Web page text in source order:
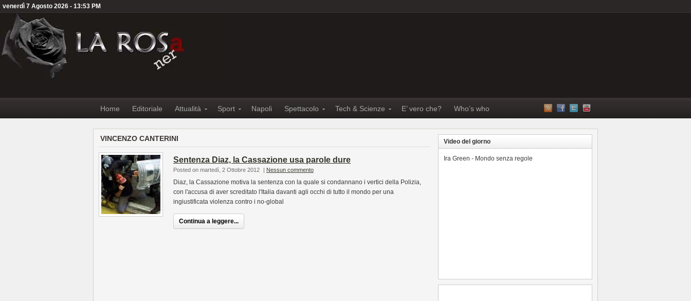
venerdì 7 Agosto 2026 - 13:53 PM
Home Editoriale Attualità Sport Napoli Spettacolo Tech & Scienze E’ vero che? Who’s who
VINCENZO CANTERINI
Sentenza Diaz, la Cassazione usa parole dure
Posted on martedì, 2 Ottobre 2012 | Nessun commento
Diaz, la Cassazione motiva la sentenza con la quale si condannano i vertici della Polizia,
con l'accusa di aver screditato l'Italia davanti agli occhi di tutto il mondo per una
ingiustificata violenza contro i no-global
Continua a leggere...
Video del giorno
Ira Green - Mondo senza regole